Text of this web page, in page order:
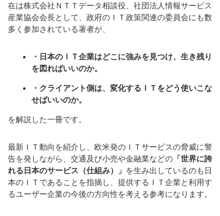
在は株式会社ＮＴＴデータ相談役、社団法人情報サービス
産業協会会長として、政府のＩＴ政策関連の委員会にも数
多く参加されている著者が、
・日本のＩＴ企業はどこに強みを見つけ、生き残り
を図ればいいのか。
・クライアント側は、変化するＩＴをどう使いこな
せばいいのか。
を解説した一冊です。
最新ＩＴ動向を紹介し、欧米発のＩＴサービスの脅威に警
告を発しながら、交通及び小売や金融業などの 「世界に誇
れる日本のサービス（仕組み）」 を生み出しているのも日
本のＩＴであることを指摘し、提供するＩＴ企業と利用す
るユーザー企業の今後の方向性を考える参考になります。